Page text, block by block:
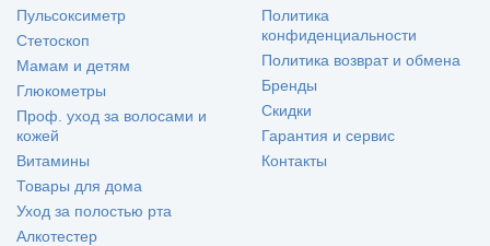
Пульсоксиметр
Стетоскоп
Мамам и детям
Глюкометры
Проф. уход за волосами и
кожей
Витамины
Товары для дома
Уход за полостью рта
Алкотестер
Политика
конфиденциальности
Политика возврат и обмена
Бренды
Скидки
Гарантия и сервис
Контакты